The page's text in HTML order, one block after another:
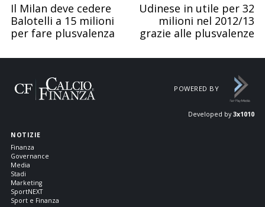
Il Milan deve cedere
Balotelli a 15 milioni
per fare plusvalenza
Udinese in utile per 32
milioni nel 2012/13
grazie alle plusvalenze
POWERED BY
Developed by 3x1010
NOTIZIE
Finanza
Governance
Media
Stadi
Marketing
SportNEXT
Sport e Finanza